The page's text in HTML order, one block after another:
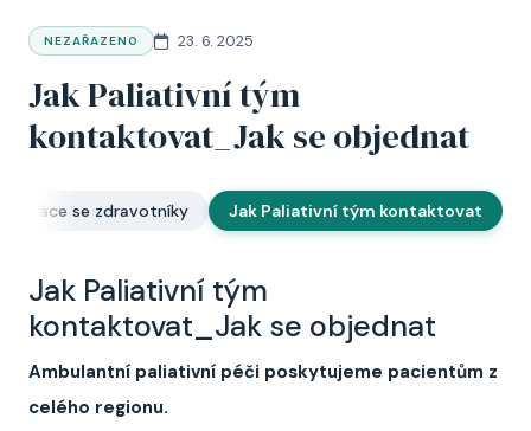
NEZAŘAZENO 23. 6. 2025
Jak Paliativní tým
kontaktovat_Jak se objednat
se zdravotníky Jak Paliativní tým kontaktovat
Jak Paliativní tým
kontaktovat_Jak se objednat
Ambulantní paliativní péči poskytujeme pacientům z
celého regionu.